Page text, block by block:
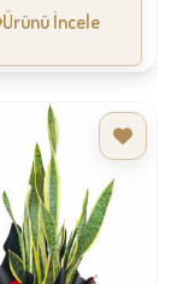
Ürünü İncele